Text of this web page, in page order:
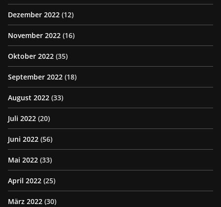
Dezember 2022 (12)
November 2022 (16)
Oktober 2022 (35)
September 2022 (18)
August 2022 (33)
Juli 2022 (20)
Juni 2022 (56)
Mai 2022 (33)
April 2022 (25)
März 2022 (30)